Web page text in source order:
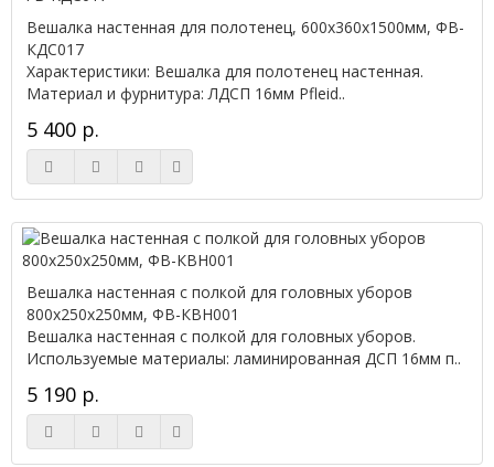
Вешалка настенная для полотенец, 600x360x1500мм, ФВ-
КДС017
Характеристики: Вешалка для полотенец настенная.
Материал и фурнитура: ЛДСП 16мм Pfleid..
5 400 р.
Вешалка настенная с полкой для головных уборов
800x250x250мм, ФВ-КВН001
Вешалка настенная с полкой для головных уборов.
Используемые материалы: ламинированная ДСП 16мм п..
5 190 р.